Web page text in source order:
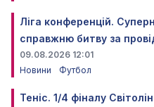
Ліга конференцій.
справжню битву за
09.08.2026 12:01
Новини
Футбол
Теніс. 1/4 фіналу